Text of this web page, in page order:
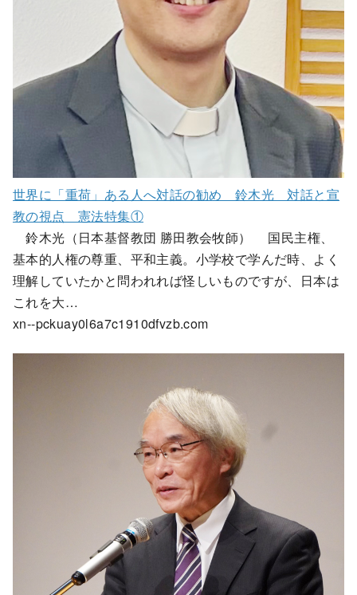
世界に「重荷」ある人へ対話の勧め 鈴木光 対話と宣
教の視点 憲法特集①
鈴木光（日本基督教団 勝田教会牧師） 国民主権、
基本的人権の尊重、平和主義。小学校で学んだ時、よく
理解していたかと問われれば怪しいものですが、日本は
これを大…
xn--pckuay0l6a7c1910dfvzb.com